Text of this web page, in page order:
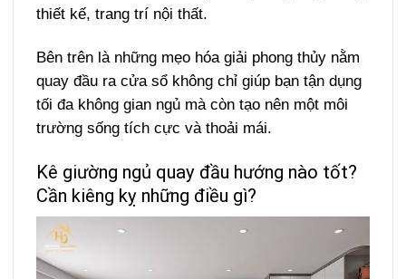
thiết kế, trang trí nội thất.
Bên trên là những mẹo hóa giải phong thủy nằm
quay đầu ra cửa sổ không chỉ giúp bạn tận dụng
tối đa không gian ngủ mà còn tạo nên một môi
trường sống tích cực và thoải mái.
Kê giường ngủ quay đầu hướng nào tốt?
Cần kiêng kỵ những điều gì?